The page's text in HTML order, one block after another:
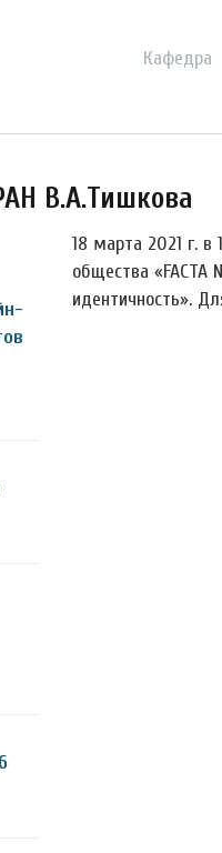
Кафедра
В.А.Тишкова
18 марта 2021 г. в
общества «FACTA
идентичность».